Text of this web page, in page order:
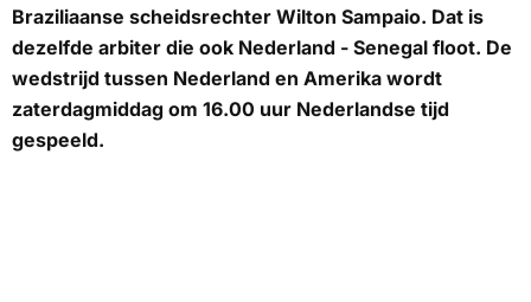
Braziliaanse scheidsrechter Wilton Sampaio. Dat is
dezelfde arbiter die ook Nederland - Senegal floot. De
wedstrijd tussen Nederland en Amerika wordt
zaterdagmiddag om 16.00 uur Nederlandse tijd
gespeeld.